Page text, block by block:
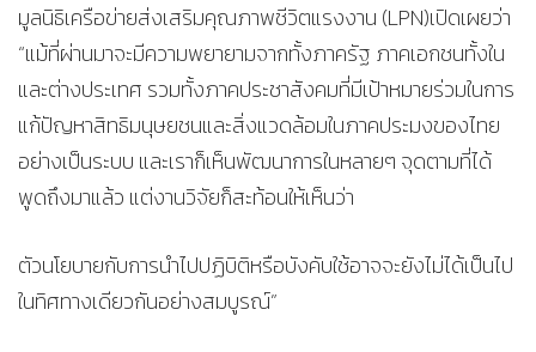
มูลนิธิเครือข่ายส่งเสริมคุณภาพชีวิตแรงงาน (LPN)เปิดเผยว่า
“แม้ที่ผ่านมาจะมีความพยายามจากทั้งภาครัฐ ภาคเอกชนทั้งใน
และต่างประเทศ รวมทั้งภาคประชาสังคมที่มีเป้าหมายร่วมในการ
แก้ปัญหาสิทธิมนุษยชนและสิ่งแวดล้อมในภาคประมงของไทย
อย่างเป็นระบบ และเราก็เห็นพัฒนาการในหลายๆ จุดตามที่ได้
พูดถึงมาแล้ว แต่งานวิจัยก็สะท้อนให้เห็นว่า
ตัวนโยบายกับการนำไปปฏิบิติหรือบังคับใช้อาจจะยังไม่ได้เป็นไป
ในทิศทางเดียวกันอย่างสมบูรณ์”